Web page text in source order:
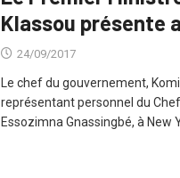
Klassou présente
24/09/2017
Le chef du gouvernement,
représentant personnel du Chef
Essozimna Gnassingbé, à New